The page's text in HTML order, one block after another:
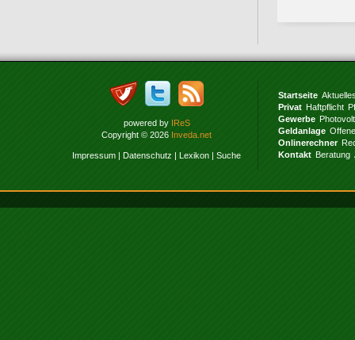
powered by IReS
Copyright © 2026 Inveda.net
Impressum | Datenschutz | Lexikon | Suche
Startseite
Privat Haftpflicht
Gewerbe
Geldanlage
Onlinerechner
Kontakt Beratung